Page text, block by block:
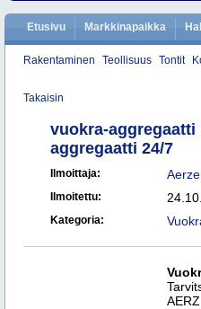
Etusivu Markkinapaikka
Rakentaminen Teollisuus Tontit
Takaisin
vuokra-aggregaatti
aggregaatti 24/7
Ilmoittaja:
Ilmoitettu:
Kategoria: